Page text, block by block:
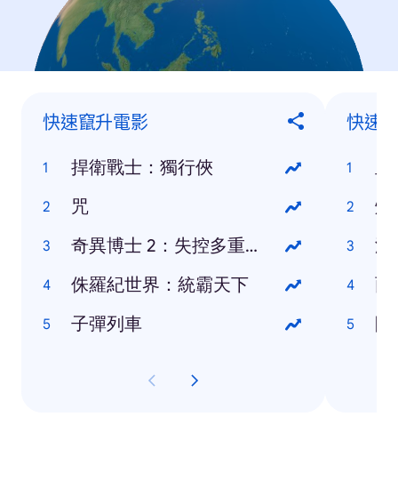
快速竄升電影
捍衛戰士：獨行俠
咒
奇異博士 2：失控多重宇宙
侏羅紀世界：統霸天下
子彈列車
快速
烘
泳
雨
防